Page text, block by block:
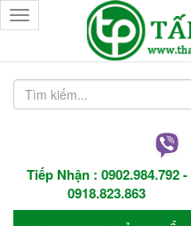
Tiếp Nhận : 0902.984.792-
0918.823.863
Toggle
navigation